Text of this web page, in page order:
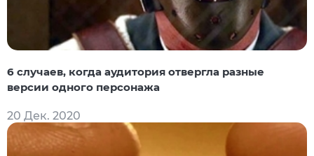
6 случаев, когда аудитория отвергла разные
версии одного персонажа
20 Дек. 2020